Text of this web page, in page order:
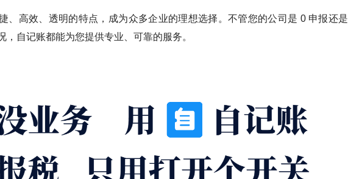
、高效、透明的特点，成为众多企业的理想选择。不管您的公司是 0 申报还是
，自记账都能为您提供专业、可靠的服务。